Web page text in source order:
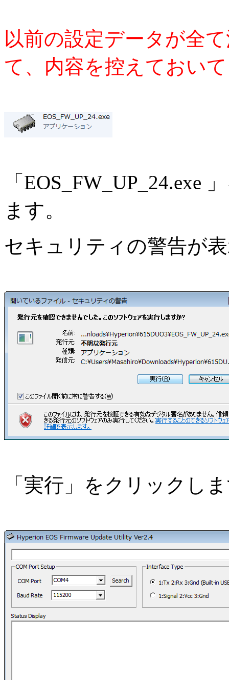
以前の設定データが全
て、内容を控えておい
「EOS_FW_UP_24.exe
ます。
セキュリティの警告が
「実行」をクリックし